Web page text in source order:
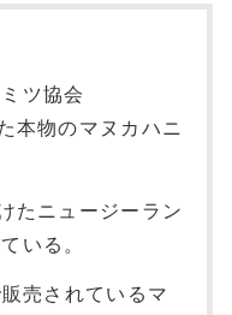
ツ協会
本物のマヌカハニ
たニュージーラン
いる。
売されているマ